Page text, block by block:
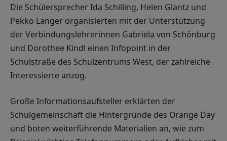
Die Schülersprecher Ida Schilling, Helen Glantz und
Pekko Langer organisierten mit der Unterstützung
der Verbindungslehrerinnen Gabriela von Schönburg
und Dorothee Kindl einen Infopoint in der
Schulstraße des Schulzentrums West, der zahlreiche
Interessierte anzog.
Große Informationsaufsteller erklärten der
Schulgemeinschaft die Hintergründe des Orange Day
und boten weiterführende Materialien an, wie zum